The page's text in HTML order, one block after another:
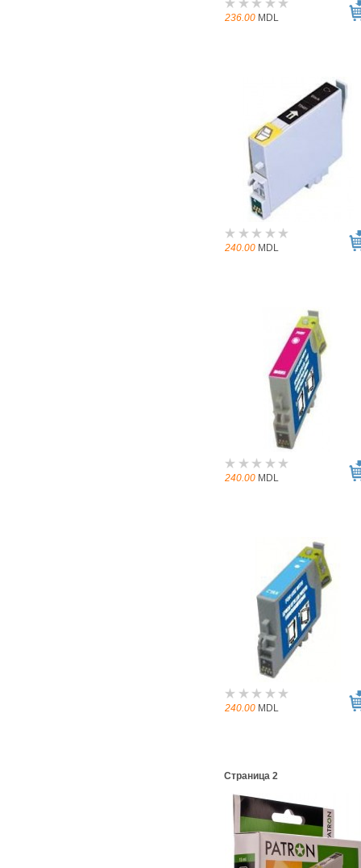
236.00 MDL
240.00 MDL
240.00 MDL
240.00 MDL
Страница 2